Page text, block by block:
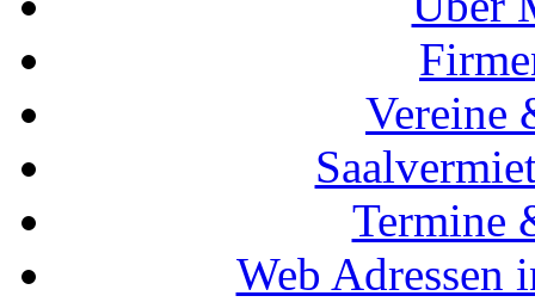
Vereine
Termine
Web Adressen